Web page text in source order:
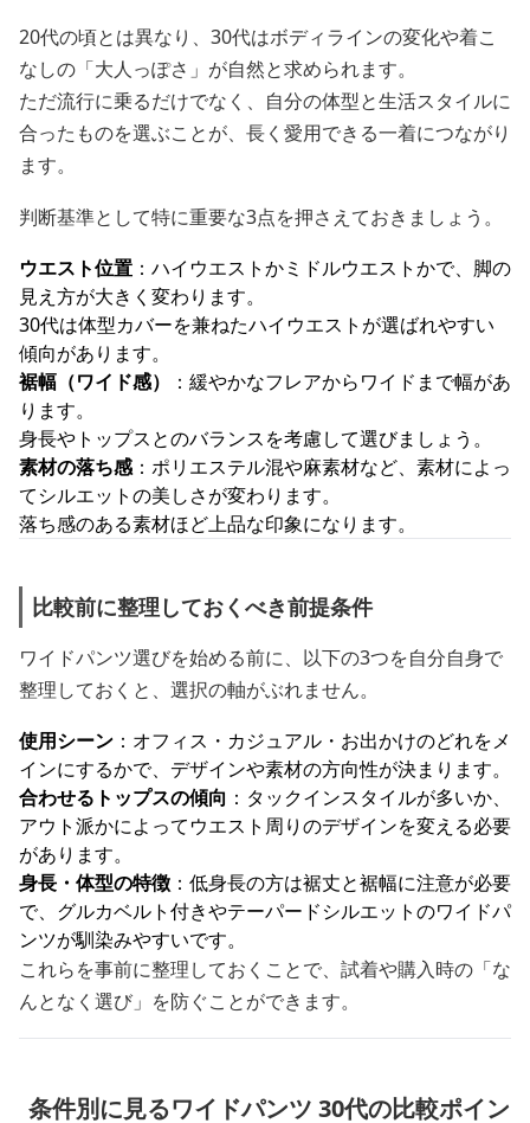
20代の頃とは異なり、30代はボディラインの変化や着こ
なしの「大人っぽさ」が自然と求められます。
ただ流行に乗るだけでなく、自分の体型と生活スタイルに
合ったものを選ぶことが、長く愛用できる一着につながり
ます。
判断基準として特に重要な3点を押さえておきましょう。
ウエスト位置 ：ハイウエストかミドルウエストかで、脚の
見え方が大きく変わります。
30代は体型カバーを兼ねたハイウエストが選ばれやすい
傾向があります。
裾幅（ワイド感）
：緩やかなフレアからワイドまで幅があ
ります。
身長やトップスとのバランスを考慮して選びましょう。
素材の落ち感：ポリエステル混や麻素材など、素材によっ
てシルエットの美しさが変わります。
落ち感のある素材ほど上品な印象になります。
比較前に整理しておくべき前提条件
ワイドパンツ選びを始める前に、以下の3つを自分自身で
整理しておくと、選択の軸がぶれません。
使用シーン ：オフィス・カジュアル・お出かけのどれをメ
インにするかで、デザインや素材の方向性が決まります。
合わせるトップスの傾向 ：タックインスタイルが多いか、
アウト派かによってウエスト周りのデザインを変える必要
があります。
身長・体型の特徴 ：低身長の方は裾丈と裾幅に注意が必要
で、グルカベルト付きやテーパードシルエットのワイドパ
ンツが馴染みやすいです。
これらを事前に整理しておくことで、試着や購入時の「な
んとなく選び」を防ぐことができます。
条件別に見るワイドパンツ 30代の比較ポイン